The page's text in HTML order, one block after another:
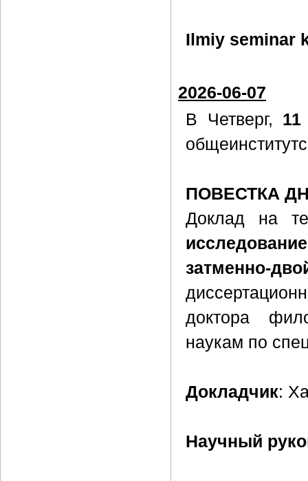
Ilmiy seminar
2026-06-07
В Четверг,
ПОВЕСТКА
Доклад на
затменно-
доктора
наукам по
Докладчик:
Научный